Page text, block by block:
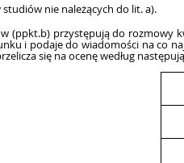
nie należących do lit. a).
(ppkt.b) przystępują do rozmowy
i podaje do wiadomości na co
się na ocenę według